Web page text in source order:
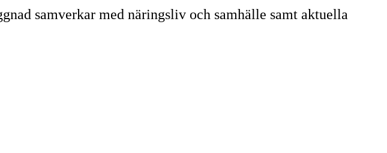
samverkar med näringsliv och samhälle samt aktuella